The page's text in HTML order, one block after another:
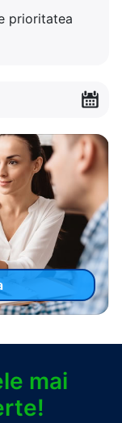
prioritatea
mai